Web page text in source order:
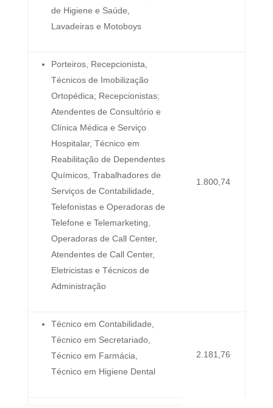
de Higiene e Saúde,
Lavadeiras e Motoboys
Porteiros, Recepcionista,
Técnicos de Imobilização
Ortopédica; Recepcionistas;
Atendentes de Consultório e
Clínica Médica e Serviço
Hospitalar, Técnico em
Reabilitação de Dependentes
Químicos, Trabalhadores de
Serviços de Contabilidade,
Telefonistas e Operadoras de
Telefone e Telemarketing,
Operadoras de Call Center,
Atendentes de Call Center,
Eletricistas e Técnicos de
Administração
1.800,74
Técnico em Contabilidade,
Técnico em Secretariado,
Técnico em Farmácia,
Técnico em Higiene Dental
2.181,76